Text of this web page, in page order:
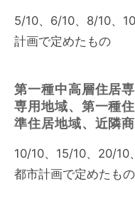
5/10、6/10、8/10、
計画で定めたもの
第一種中高層住居
専用地域、第一種
準住居地域、近隣
10/10、15/10、20/
都市計画で定めたもの